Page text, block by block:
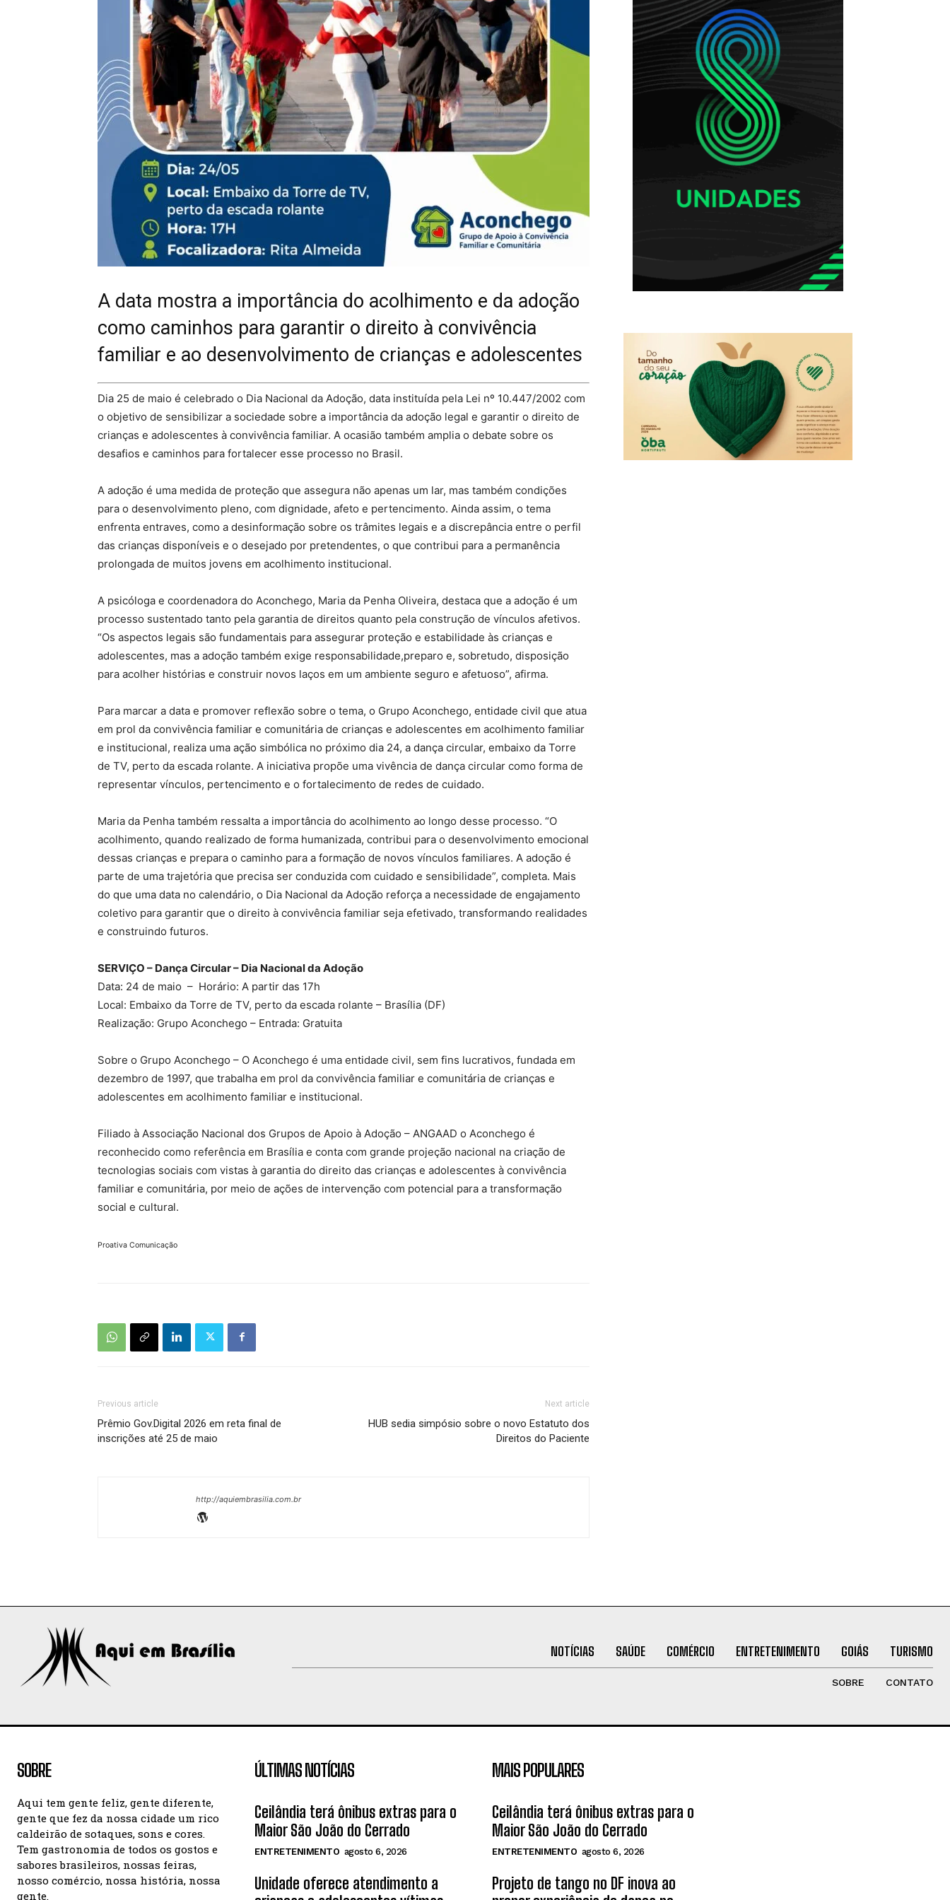
A data mostra a importância do acolhimento e da adoção
como caminhos para garantir o direito à convivência
familiar e ao desenvolvimento de crianças e adolescentes
Dia 25 de maio é celebrado o Dia Nacional da Adoção, data instituída pela Lei nº 10.447/2002 com
o objetivo de sensibilizar a sociedade sobre a importância da adoção legal e garantir o direito de
crianças e adolescentes à convivência familiar. A ocasião também amplia o debate sobre os
desafios e caminhos para fortalecer esse processo no Brasil.
A adoção é uma medida de proteção que assegura não apenas um lar, mas também condições
para o desenvolvimento pleno, com dignidade, afeto e pertencimento. Ainda assim, o tema
enfrenta entraves, como a desinformação sobre os trâmites legais e a discrepância entre o perfil
das crianças disponíveis e o desejado por pretendentes, o que contribui para a permanência
prolongada de muitos jovens em acolhimento institucional.
A psicóloga e coordenadora do Aconchego, Maria da Penha Oliveira, destaca que a adoção é um
processo sustentado tanto pela garantia de direitos quanto pela construção de vínculos afetivos.
“Os aspectos legais são fundamentais para assegurar proteção e estabilidade às crianças e
adolescentes, mas a adoção também exige responsabilidade,preparo e, sobretudo, disposição
para acolher histórias e construir novos laços em um ambiente seguro e afetuoso”, afirma.
Para marcar a data e promover reflexão sobre o tema, o Grupo Aconchego, entidade civil que atua
em prol da convivência familiar e comunitária de crianças e adolescentes em acolhimento familiar
e institucional, realiza uma ação simbólica no próximo dia 24, a dança circular, embaixo da Torre
de TV, perto da escada rolante. A iniciativa propõe uma vivência de dança circular como forma de
representar vínculos, pertencimento e o fortalecimento de redes de cuidado.
Maria da Penha também ressalta a importância do acolhimento ao longo desse processo. “O
acolhimento, quando realizado de forma humanizada, contribui para o desenvolvimento emocional
dessas crianças e prepara o caminho para a formação de novos vínculos familiares. A adoção é
parte de uma trajetória que precisa ser conduzida com cuidado e sensibilidade”, completa. Mais
do que uma data no calendário, o Dia Nacional da Adoção reforça a necessidade de engajamento
coletivo para garantir que o direito à convivência familiar seja efetivado, transformando realidades
e construindo futuros.
SERVIÇO – Dança Circular – Dia Nacional da Adoção
Data: 24 de maio – Horário: A partir das 17h
Local: Embaixo da Torre de TV, perto da escada rolante – Brasília (DF)
Realização: Grupo Aconchego – Entrada: Gratuita
Sobre o Grupo Aconchego – O Aconchego é uma entidade civil, sem fins lucrativos, fundada em
dezembro de 1997, que trabalha em prol da convivência familiar e comunitária de crianças e
adolescentes em acolhimento familiar e institucional.
Filiado à Associação Nacional dos Grupos de Apoio à Adoção – ANGAAD o Aconchego é
reconhecido como referência em Brasília e conta com grande projeção nacional na criação de
tecnologias sociais com vistas à garantia do direito das crianças e adolescentes à convivência
familiar e comunitária, por meio de ações de intervenção com potencial para a transformação
social e cultural.
Proativa Comunicação
Previous article
Prêmio Gov.Digital 2026 em reta final de
inscrições até 25 de maio
Next article
HUB sedia simpósio sobre o novo Estatuto dos
Direitos do Paciente
http://aquiembrasilia.com.br
NOTÍCIAS SAÚDE COMÉRCIO ENTRETENIMENTO GOIÁS TURISMO
SOBRE CONTATO
SOBRE
Aqui tem gente feliz, gente diferente,
gente que fez da nossa cidade um rico
caldeirão de sotaques, sons e cores.
Tem gastronomia de todos os gostos e
sabores brasileiros, nossas feiras,
nosso comércio, nossa história, nossa
gente.
ÚLTIMAS NOTÍCIAS
Ceilândia terá ônibus extras para o
Maior São João do Cerrado
ENTRETENIMENTO agosto 6, 2026
Unidade oferece atendimento a
MAIS POPULARES
Ceilândia terá ônibus extras para o
Maior São João do Cerrado
ENTRETENIMENTO agosto 6, 2026
Projeto de tango no DF inova ao